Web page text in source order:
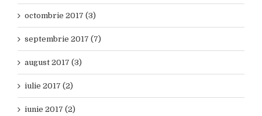
octombrie 2017 (3)
septembrie 2017 (7)
august 2017 (3)
iulie 2017 (2)
iunie 2017 (2)